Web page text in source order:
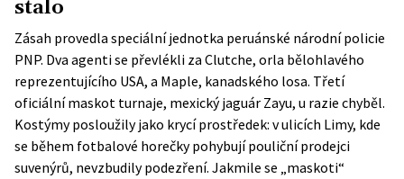
stalo
Zásah provedla speciální jednotka peruánské národní policie
PNP. Dva agenti se převlékli za Clutche, orla bělohlavého
reprezentujícího USA, a Maple, kanadského losa. Třetí
oficiální maskot turnaje, mexický jaguár Zayu, u razie chyběl.
Kostýmy posloužily jako krycí prostředek: v ulicích Limy, kde
se během fotbalové horečky pohybují pouliční prodejci
suvenýrů, nevzbudily podezření. Jakmile se „maskoti“